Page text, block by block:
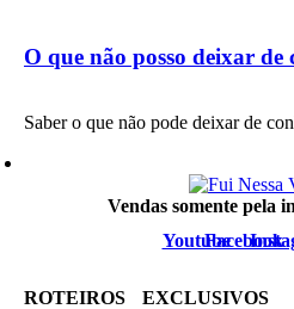
O que não posso deixar
Saber o que não pode deixar de
Vendas somente pela
YoutubeFacebook
ROTEIROS EXCLUSIVOS